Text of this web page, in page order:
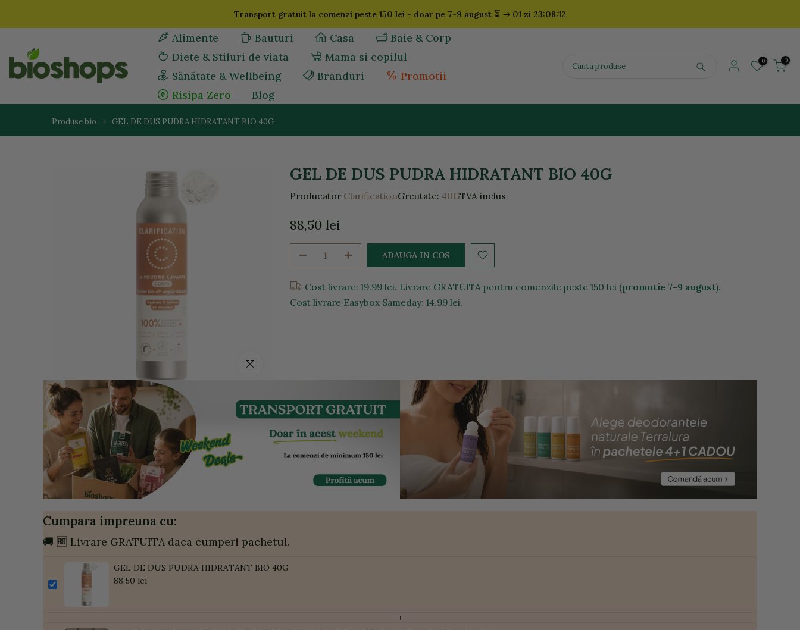
la
Transport gratuit la comenzi peste 150 lei - doar pe 7-9 august⏳ 01 zi 23:08:11
Alimente Bauturi Casa
Baie & Corp
Diete & Stiluri de viata
Mama si copilul
Sănătate & Wellbeing
Branduri
Promotii
Risipa Zero
Blog
0 0
Produse bio GEL DE DUS PUDRA HIDRATANT BIO 40G
Click pentru a mari
GEL DE DUS PUDRA HIDRATANT BIO 40G
Producator ClarificationGreutate: 40GTVA inclus
88,50 lei
ADAUGA IN COS
Cost livrare: 19.99 lei. Livrare GRATUITA pentru comenzile peste 150 lei (promotie 7-9 august).
Cost livrare Easybox Sameday: 14.99 lei.
Cumpara impreuna cu:
🚚 🆓 Livrare GRATUITA daca cumperi pachetul.
GEL DE DUS PUDRA HIDRATANT BIO 40G
88,50 lei
+